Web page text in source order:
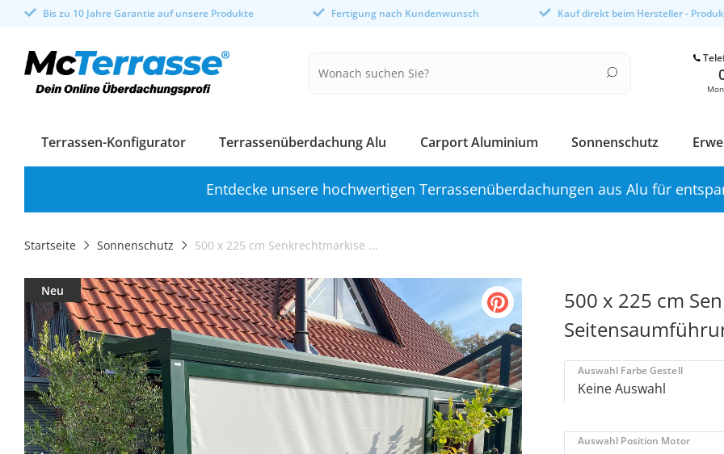
Bis zu 10 Jahre Garantie auf unsere Produkte Fertigung nach Kundenwunsch Kauf direkt beim Hersteller -
Terrassen-Konfigurator Terrassenüberdachung Alu Carport Aluminium Sonnenschutz
Entdecke unsere hochwertigen Terrassenüberdachungen aus Alu für
Startseite Sonnenschutz 500 x 225 cm Senkrechtmarkise ...
Neu
500 x 225 cm
Auswahl Farbe Gestell
Auswahl Position Motor